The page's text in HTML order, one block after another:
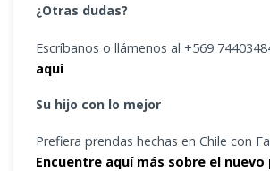
¿Otras dudas?
Escríbanos o llámenos al +569
aquí
Su hijo con lo mejor
Prefiera prendas hechas en Chile con
Encuentre aquí más sobre el